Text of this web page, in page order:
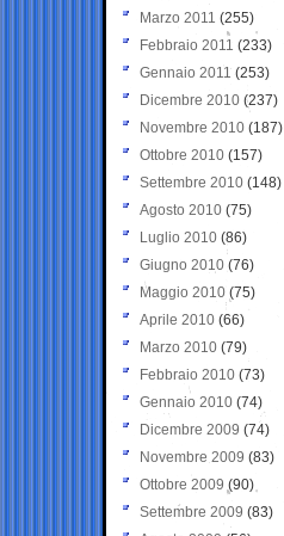
Marzo 2011 (255)
Febbraio 2011 (233)
Gennaio 2011 (253)
Dicembre 2010 (237)
Novembre 2010 (187)
Ottobre 2010 (157)
Settembre 2010 (148)
Agosto 2010 (75)
Luglio 2010 (86)
Giugno 2010 (76)
Maggio 2010 (75)
Aprile 2010 (66)
Marzo 2010 (79)
Febbraio 2010 (73)
Gennaio 2010 (74)
Dicembre 2009 (74)
Novembre 2009 (83)
Ottobre 2009 (90)
Settembre 2009 (83)